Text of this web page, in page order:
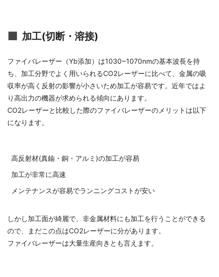
加工(切断・溶接)
ファイバレーザー（Yb添加）は1030~1070nmの基本波長を持
ち、加工分野でよく用いられるCO2レーザーに比べて、金属の吸
収率が高く反射の影響が小さいため加工が容易です。近年ではよ
り高出力の機器が求められる傾向にあります。
CO2レーザーと比較した際のファイバレーザーのメリットは以下
になります。
高反射材(真鍮・銅・アルミ)の加工が容易
加工が非常に高速
メンテナンスが容易でランニングコストが安い
しかし加工面が綺麗で、非金属材料にも加工を行うことができる
ので、まだこの点はCO2レーザーに分があります。
ファイバレーザーは大量生産向きとも言えます。